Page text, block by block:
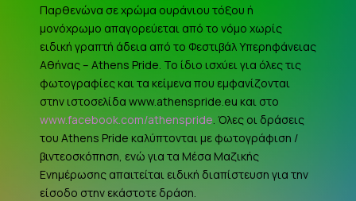
Παρθενώνα σε χρώμα ουράνιου τόξου ή
μονόχρωμο απαγορεύεται από το νόμο χωρίς
ειδική γραπτή άδεια από το Φεστιβάλ Υπερηφάνειας
Αθήνας – Athens Pride. Το ίδιο ισχύει για όλες τις
φωτογραφίες και τα κείμενα που εμφανίζονται
στην ιστοσελίδα www.athenspride.eu και στο
www.facebook.com/athenspride. Όλες οι δράσεις
του Athens Pride καλύπτονται με φωτογράφιση /
βιντεοσκόπηση, ενώ για τα Μέσα Μαζικής
Ενημέρωσης απαιτείται ειδική διαπίστευση για την
είσοδο στην εκάστοτε δράση.